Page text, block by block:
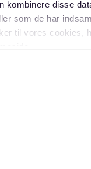
kombinere disse
som de har
til vores cookies,